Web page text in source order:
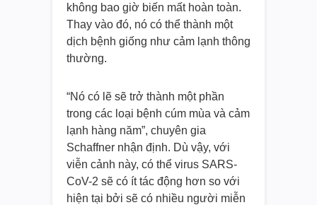
không bao giờ biến mất hoàn toàn.
Thay vào đó, nó có thể thành một
dịch bệnh giống như cảm lạnh thông
thường.
“Nó có lẽ sẽ trở thành một phần
trong các loại bệnh cúm mùa và cảm
lạnh hàng năm”, chuyên gia
Schaffner nhận định. Dù vậy, với
viễn cảnh này, có thể virus SARS-
CoV-2 sẽ có ít tác động hơn so với
hiện tại bởi sẽ có nhiều người miễn